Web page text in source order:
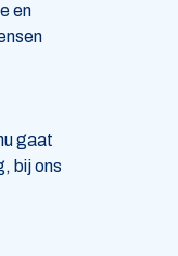
en
gaat
bij ons